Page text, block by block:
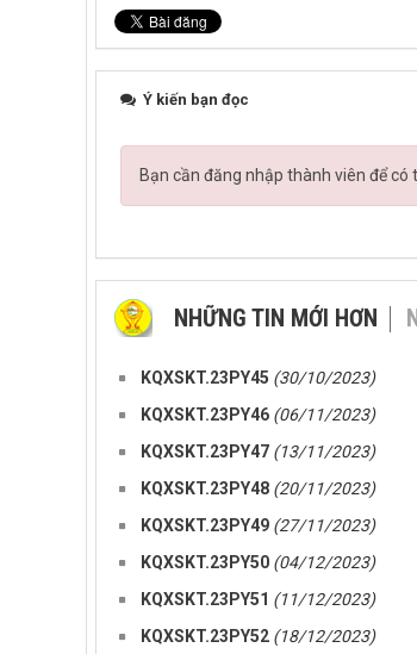
Ý kiến bạn đọc
Bạn cần đăng nhập thành viên để có
NHỮNG TIN MỚI HƠN
KQXSKT.23PY45 (30/10/2023)
KQXSKT.23PY46 (06/11/2023)
KQXSKT.23PY47 (13/11/2023)
KQXSKT.23PY48 (20/11/2023)
KQXSKT.23PY49 (27/11/2023)
KQXSKT.23PY50 (04/12/2023)
KQXSKT.23PY51 (11/12/2023)
KQXSKT.23PY52 (18/12/2023)